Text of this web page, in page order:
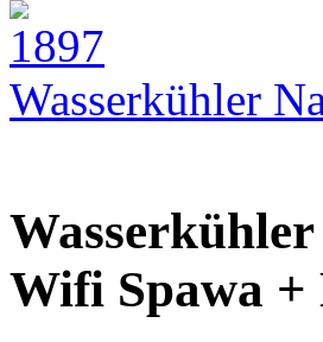
Wasserkühler
Wifi Spawa +